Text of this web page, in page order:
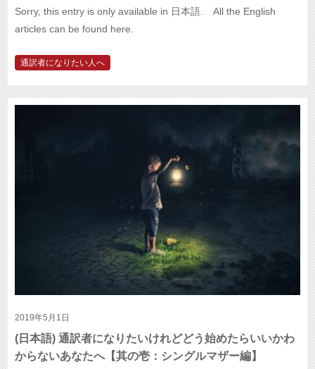
Sorry, this entry is only available in 日本語. All the English
articles can be found here.
通訳者になりたい人へ
2019年5月1日
(日本語) 通訳者になりたいけれどどう始めたらいいかわ
からないあなたへ【其の壱：シングルマザー編】